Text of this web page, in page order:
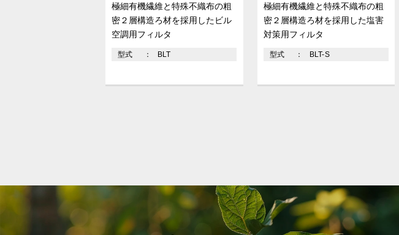
極細有機繊維と特殊不織布の粗
密２層構造ろ材を採用したビル
空調用フィルタ
型式 BLT
極細有機繊維と特殊不織布の粗
密２層構造ろ材を採用した塩害
対策用フィルタ
型式 BLT-S